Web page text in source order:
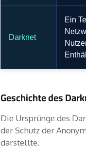
Darknet
Ein
Geschichte des
Die Ursprünge des
der Schutz der
darstellte.